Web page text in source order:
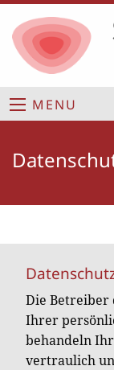
MENU
Die Betreiber
Ihrer
behandeln
vertraulich